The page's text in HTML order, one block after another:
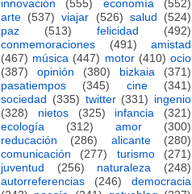
innovación
(555) economía
(552)
arte (537) viajar (526) salud
(524)
paz
(513) felicidad
(492)
conmemoraciones
(491)
amistad
(467) música (447) motor (410) ocio
(387)
opinión (380) bizkaia
(371)
pasatiempos
(345) cine
(341)
sociedad (335) twitter (331) ingenio
(328)
nietos (325) infancia
(321)
ecología
(312) amor
(300)
reducación
(286) alicante
(280)
comunicación
(277) turismo
(271)
juventud
(256) naturaleza
(248)
autorreferencias
(246)
democracia